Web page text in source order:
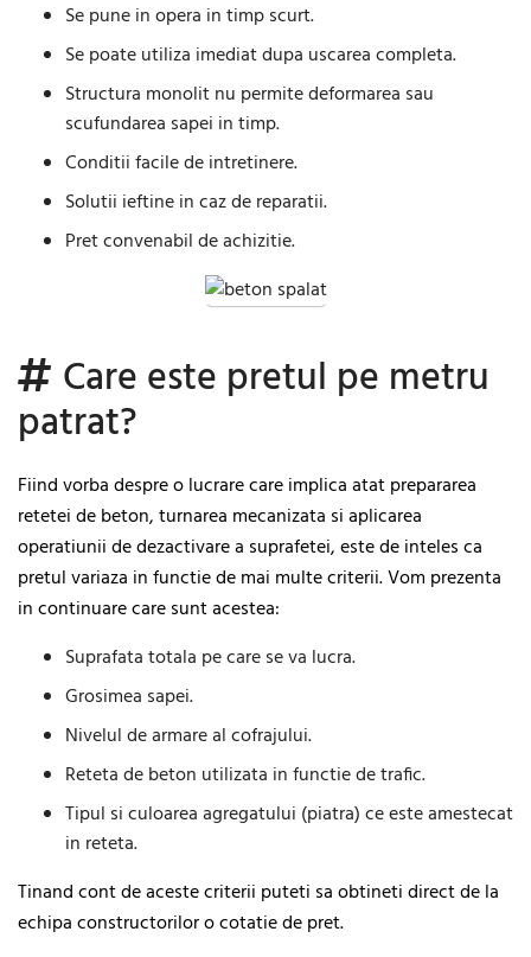
Se pune in opera in timp scurt.
Se poate utiliza imediat dupa uscarea completa.
Structura monolit nu permite deformarea sau
scufundarea sapei in timp.
Conditii facile de intretinere.
Solutii ieftine in caz de reparatii.
Pret convenabil de achizitie.
Care este pretul pe metru
patrat?
Fiind vorba despre o lucrare care implica atat prepararea
retetei de beton, turnarea mecanizata si aplicarea
operatiunii de dezactivare a suprafetei, este de inteles ca
pretul variaza in functie de mai multe criterii. Vom prezenta
in continuare care sunt acestea:
Suprafata totala pe care se va lucra.
Grosimea sapei.
Nivelul de armare al cofrajului.
Reteta de beton utilizata in functie de trafic.
Tipul si culoarea agregatului (piatra) ce este amestecat
in reteta.
Tinand cont de aceste criterii puteti sa obtineti direct de la
echipa constructorilor o cotatie de pret.